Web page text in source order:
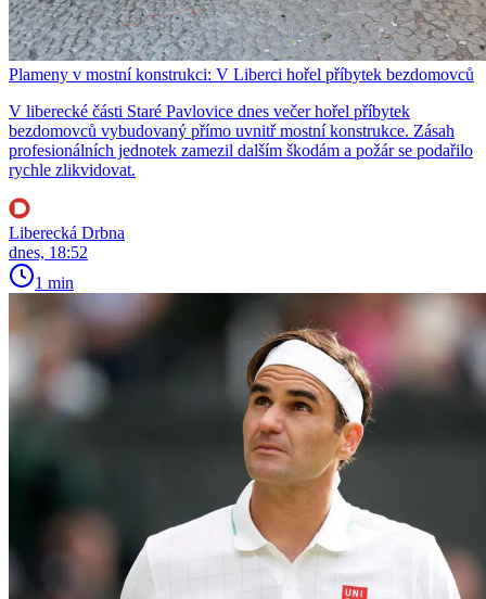
Plameny v mostní konstrukci: V Liberci hořel příbytek bezdomovců
V liberecké části Staré Pavlovice dnes večer hořel příbytek
bezdomovců vybudovaný přímo uvnitř mostní konstrukce. Zásah
profesionálních jednotek zamezil dalším škodám a požár se podařilo
rychle zlikvidovat.
Liberecká Drbna
dnes, 18:52
1 min